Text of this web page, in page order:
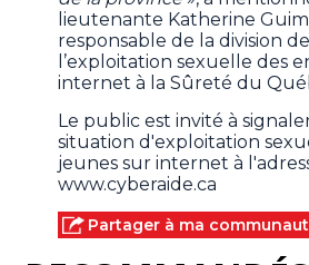
lieutenante Katherine
responsable de la division
l’exploitation sexuelle des
internet à la Sûreté du
Le public est invité à
situation d'exploitation
jeunes sur internet à
www.cyberaide.ca
Partager à ma